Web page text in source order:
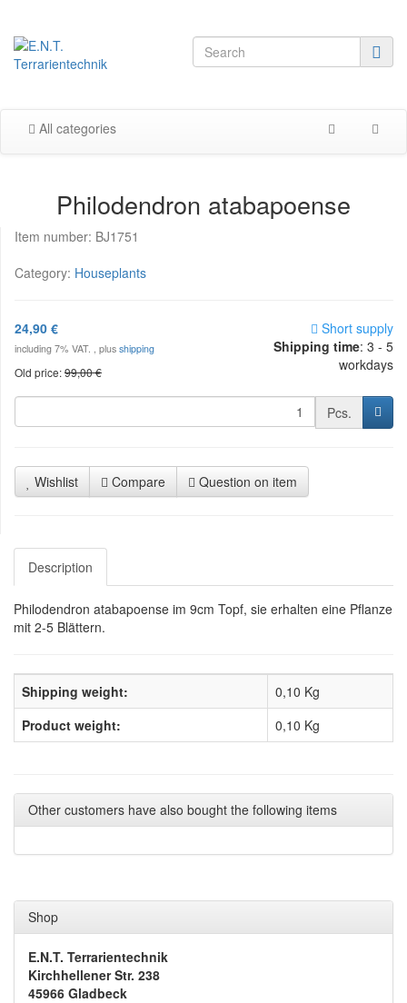
All categories
Philodendron atabapoense
Item number: BJ1751
Category: Houseplants
24,90 €
including 7% VAT. , plus shipping
Old price:99,00 €
Short supply
Shipping time: 3 - 5
workdays
Pcs.
Wishlist Compare Question on item
Description
Philodendron atabapoense im 9cm Topf, sie erhalten eine Pflanze
mit 2-5 Blättern.
Shipping weight:
0,10 Kg
Product weight:
0,10 Kg
Other customers have also bought the following items
Shop
E.N.T. Terrarientechnik
Kirchhellener Str. 238
45966 Gladbeck